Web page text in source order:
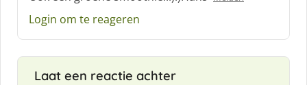
h
r
Login om te reageren
Laat een reactie achter